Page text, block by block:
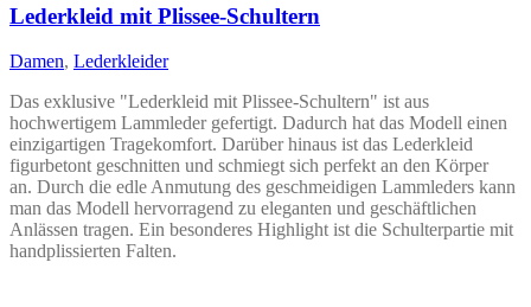
auf.
Die
Optionen
können
auf
der
Produktseite
gewählt
werden
Lederkleid mit Plissee-Schultern
Damen, Lederkleider
Das exklusive "Lederkleid mit Plissee-Schultern" ist aus
hochwertigem Lammleder gefertigt. Dadurch hat das Modell einen
einzigartigen Tragekomfort. Darüber hinaus ist das Lederkleid
figurbetont geschnitten und schmiegt sich perfekt an den Körper
an. Durch die edle Anmutung des geschmeidigen Lammleders kann
man das Modell hervorragend zu eleganten und geschäftlichen
Anlässen tragen. Ein besonderes Highlight ist die Schulterpartie mit
handplissierten Falten.